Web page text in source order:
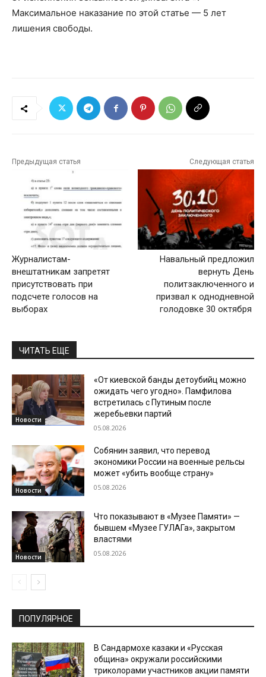
Максимальное наказание по этой статье — 5 лет
лишения свободы.
Предыдущая статья
Журналистам-
внештатникам запретят
присутствовать при
подсчете голосов на
выборах
Следующая статья
Навальный предложил
вернуть День
политзаключенного и
призвал к однодневной
голодовке 30 октября
ЧИТАТЬ ЕЩЕ
Новости
«От киевской банды детоубийц можно
ожидать чего угодно». Памфилова
встретилась с Путиным после
жеребьевки партий
05.08.2026
Новости
Собянин заявил, что перевод
экономики России на военные рельсы
может «убить вообще страну»
05.08.2026
Новости
Что показывают в «Музее Памяти» —
бывшем «Музее ГУЛАГа», закрытом
властями
05.08.2026
ПОПУЛЯРНОЕ
В Сандармохе казаки и «Русская
община» окружали российскими
триколорами участников акции памяти